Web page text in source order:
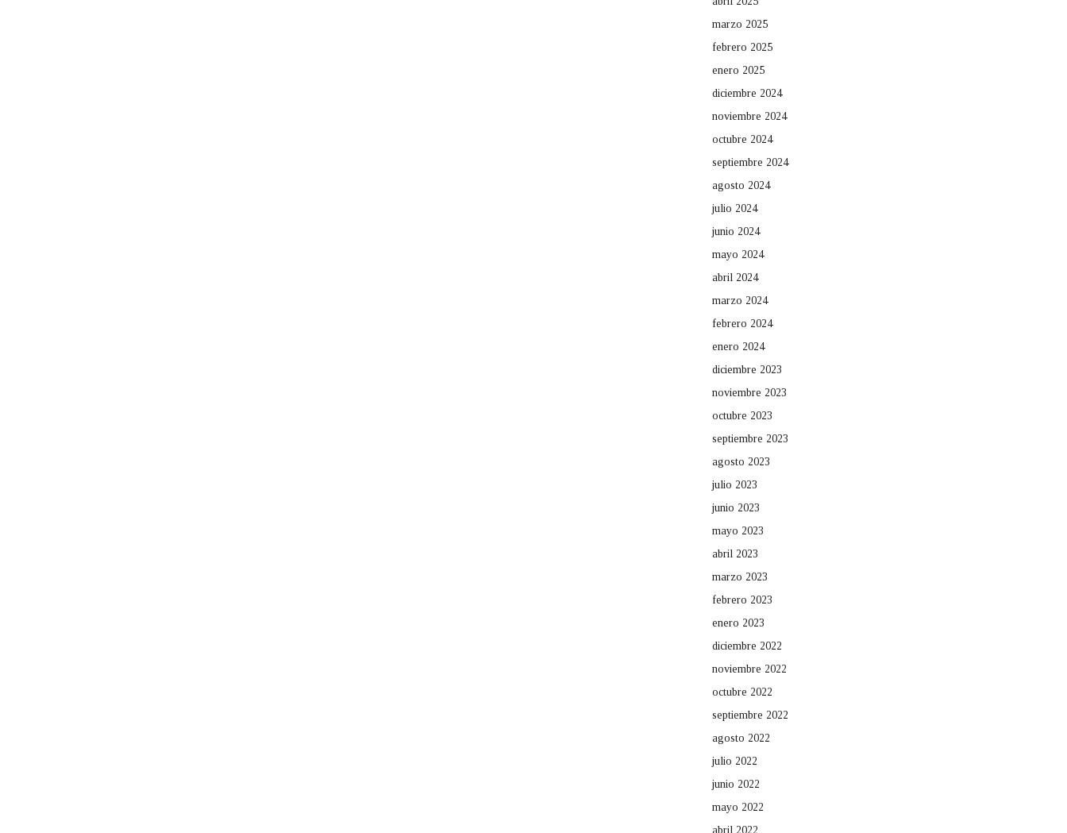
marzo 2025
febrero 2025
enero 2025
diciembre 2024
noviembre 2024
octubre 2024
septiembre 2024
agosto 2024
julio 2024
junio 2024
mayo 2024
abril 2024
marzo 2024
febrero 2024
enero 2024
diciembre 2023
noviembre 2023
octubre 2023
septiembre 2023
agosto 2023
julio 2023
junio 2023
mayo 2023
abril 2023
marzo 2023
febrero 2023
enero 2023
diciembre 2022
noviembre 2022
octubre 2022
septiembre 2022
agosto 2022
julio 2022
junio 2022
mayo 2022
abril 2022